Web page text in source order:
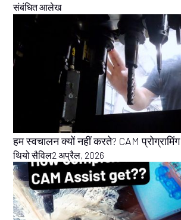
संबंधित आलेख
हम स्वचालन क्यों नहीं करते? CAM प्रोग्रामिंग
थियो सैविल2 अप्रैल, 2026